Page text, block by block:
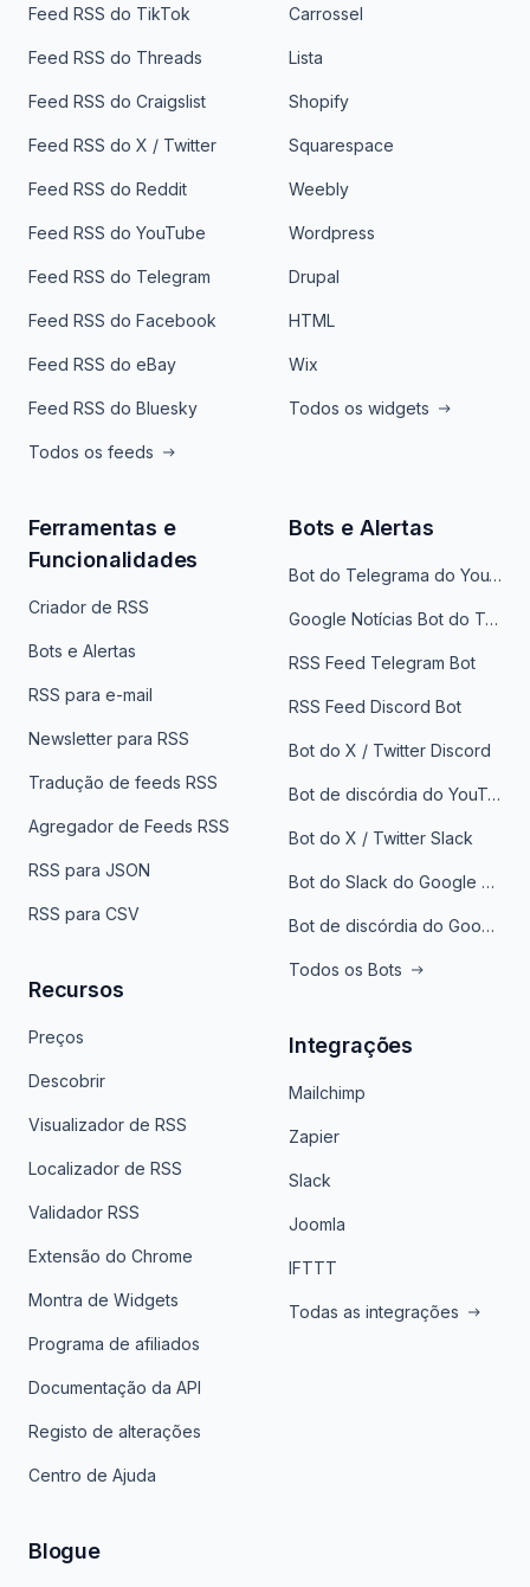
Feed RSS do TikTok
Feed RSS do Threads
Feed RSS do Craigslist
Feed RSS do X / Twitter
Feed RSS do Reddit
Feed RSS do YouTube
Feed RSS do Telegram
Feed RSS do Facebook
Feed RSS do eBay
Feed RSS do Bluesky
Todos os feeds
Carrossel
Lista
Shopify
Squarespace
Weebly
Wordpress
Drupal
HTML
Wix
Todos os widgets
Ferramentas e
Funcionalidades
Criador de RSS
Bots e Alertas
RSS para e-mail
Newsletter para RSS
Tradução de feeds RSS
Agregador de Feeds RSS
RSS para JSON
RSS para CSV
Recursos
Preços
Descobrir
Visualizador de RSS
Localizador de RSS
Validador RSS
Extensão do Chrome
Montra de Widgets
Programa de afiliados
Documentação da API
Registo de alterações
Centro de Ajuda
Bots e Alertas
Bot do Telegrama do YouTube
Google Notícias Bot do Telegrama
RSS Feed Telegram Bot
RSS Feed Discord Bot
Bot do X / Twitter Discord
Bot de discórdia do YouTube
Bot do X / Twitter Slack
Bot do Slack do Google Notícias
Bot de discórdia do Google News
Todos os Bots
Integrações
Mailchimp
Zapier
Slack
Joomla
IFTTT
Todas as integrações
Blogue